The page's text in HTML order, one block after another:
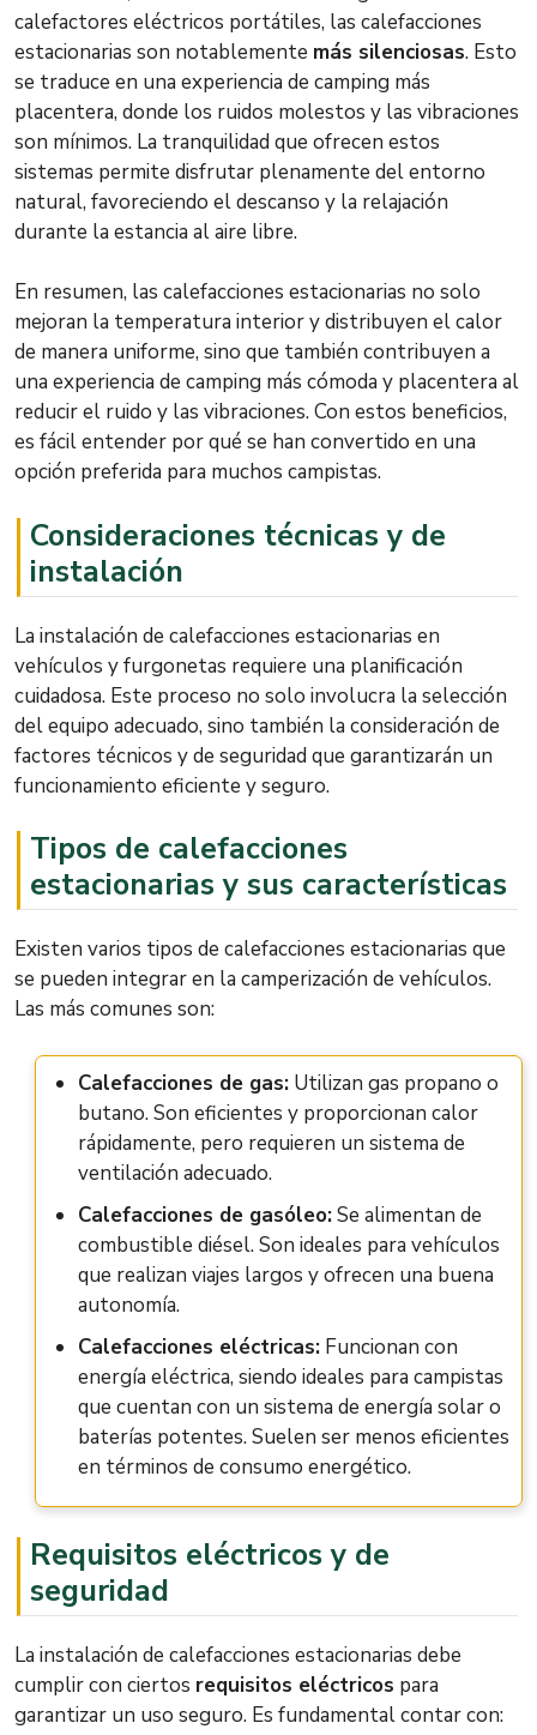
calefactores eléctricos portátiles, las calefacciones
estacionarias son notablemente más silenciosas. Esto
se traduce en una experiencia de camping más
placentera, donde los ruidos molestos y las vibraciones
son mínimos. La tranquilidad que ofrecen estos
sistemas permite disfrutar plenamente del entorno
natural, favoreciendo el descanso y la relajación
durante la estancia al aire libre.
En resumen, las calefacciones estacionarias no solo
mejoran la temperatura interior y distribuyen el calor
de manera uniforme, sino que también contribuyen a
una experiencia de camping más cómoda y placentera al
reducir el ruido y las vibraciones. Con estos beneficios,
es fácil entender por qué se han convertido en una
opción preferida para muchos campistas.
Consideraciones técnicas y de
instalación
La instalación de calefacciones estacionarias en
vehículos y furgonetas requiere una planificación
cuidadosa. Este proceso no solo involucra la selección
del equipo adecuado, sino también la consideración de
factores técnicos y de seguridad que garantizarán un
funcionamiento eficiente y seguro.
Tipos de calefacciones
estacionarias y sus características
Existen varios tipos de calefacciones estacionarias que
se pueden integrar en la camperización de vehículos.
Las más comunes son:
Calefacciones de gas: Utilizan gas propano o
butano. Son eficientes y proporcionan calor
rápidamente, pero requieren un sistema de
ventilación adecuado.
Calefacciones de gasóleo:Se alimentan de
combustible diésel. Son ideales para vehículos
que realizan viajes largos y ofrecen una buena
autonomía.
Calefacciones eléctricas: Funcionan con
energía eléctrica, siendo ideales para campistas
que cuentan con un sistema de energía solar o
baterías potentes. Suelen ser menos eficientes
en términos de consumo energético.
Requisitos eléctricos y de
seguridad
La instalación de calefacciones estacionarias debe
cumplir con ciertos requisitos eléctricos para
garantizar un uso seguro. Es fundamental contar con: